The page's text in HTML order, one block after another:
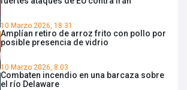
10 Marzo 2026, 18:31
Amplían retiro de arroz frito con pollo por
posible presencia de vidrio
10 Marzo 2026, 8:03
Combaten incendio en una barcaza sobre
el río Delaware